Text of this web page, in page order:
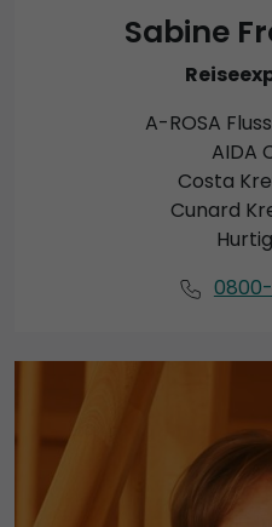
Sabine
A-ROSA
AIDA
Costa
Cunard